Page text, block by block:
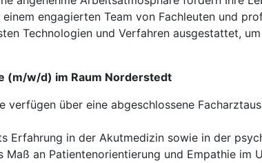
einem engagierten Team von Fachleuten und
Technologien und Verfahren ausgestattet,
(m/w/d) im Raum Norderstedt
verfügen über eine abgeschlossene
Erfahrung in der Akutmedizin sowie in der
Maß an Patientenorientierung und Empathie im